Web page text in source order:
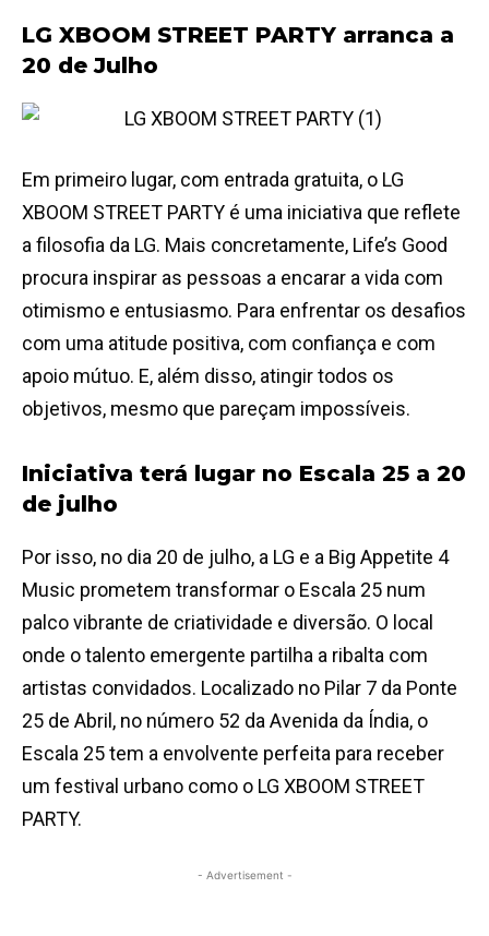
LG XBOOM STREET PARTY arranca a
20 de Julho
Em primeiro lugar, com entrada gratuita, o LG
XBOOM STREET PARTY é uma iniciativa que reflete
a filosofia da LG. Mais concretamente, Life’s Good
procura inspirar as pessoas a encarar a vida com
otimismo e entusiasmo. Para enfrentar os desafios
com uma atitude positiva, com confiança e com
apoio mútuo. E, além disso, atingir todos os
objetivos, mesmo que pareçam impossíveis.
Iniciativa terá lugar no Escala 25 a 20
de julho
Por isso, no dia 20 de julho, a LG e a Big Appetite 4
Music prometem transformar o Escala 25 num
palco vibrante de criatividade e diversão. O local
onde o talento emergente partilha a ribalta com
artistas convidados. Localizado no Pilar 7 da Ponte
25 de Abril, no número 52 da Avenida da Índia, o
Escala 25 tem a envolvente perfeita para receber
um festival urbano como o LG XBOOM STREET
PARTY.
- Advertisement -